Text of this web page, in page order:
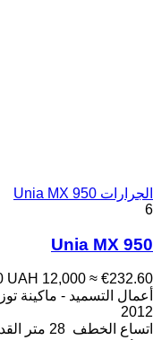
الجرارات Unia MX 950
6
Unia MX 950
UAH 12,000 ≈ €232.60
أعمال التسميد - ماكينة
2012
اتساع الخطف 28 متر